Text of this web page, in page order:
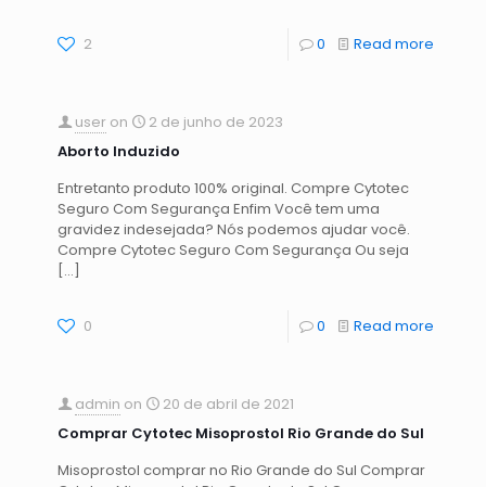
2 0 Read more
user on
2 de junho de 2023
Aborto Induzido
Entretanto produto 100% original. Compre Cytotec
Seguro Com Segurança Enfim Você tem uma
gravidez indesejada? Nós podemos ajudar você.
Compre Cytotec Seguro Com Segurança Ou seja
[…]
0 0 Read more
admin on
20 de abril de 2021
Comprar Cytotec Misoprostol Rio Grande do Sul
Misoprostol comprar no Rio Grande do Sul Comprar